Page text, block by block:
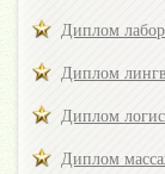
Диплом
Диплом
Диплом
Диплом